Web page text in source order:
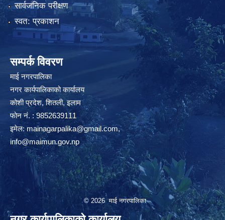
सार्वजनिक परीक्षण
स्वत: प्रकाशन
सम्पर्क विवरण
माई नगरपालिका
नगर कार्यपालिकाको कार्यालय
कोशी प्रदेश, शितली, इलाम
फोन नं. : 9852639111
इमेल:mainagarpalika@gmail.com,
info@maimun.gov.np
© 2026 माई नगरपालिका